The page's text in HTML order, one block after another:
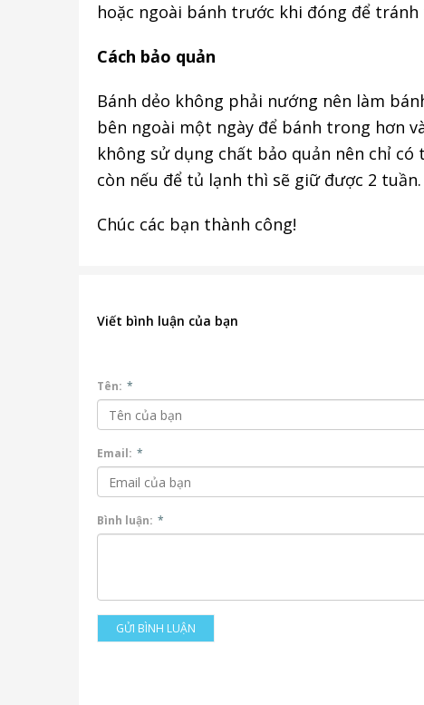
hoặc ngoài bánh trước khi đóng để
Cách bảo quản
Bánh dẻo không phải nướng nên làm
bên ngoài một ngày để bánh trong hơn
không sử dụng chất bảo quản nên chỉ
còn nếu để tủ lạnh thì sẽ giữ được 2 tuần.
Chúc các bạn thành công!
Viết bình luận của bạn
Tên: *
Email: *
Bình luận: *
GỬI BÌNH LUẬN